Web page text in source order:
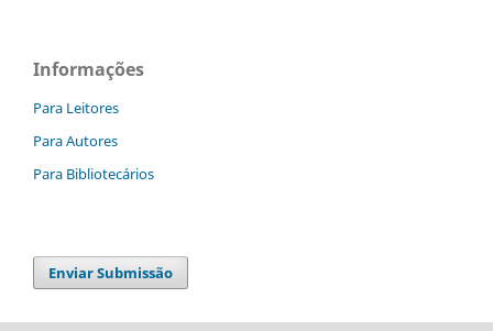
Informações
Para Leitores
Para Autores
Para Bibliotecários
Enviar Submissão